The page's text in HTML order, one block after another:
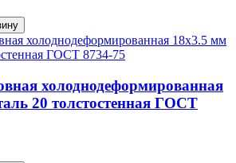
холоднодеформированная
20 толстостенная ГОСТ